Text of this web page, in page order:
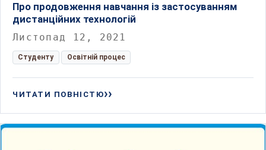
Про продовження навчання із застосуванням
дистанційних технологій
Листопад 12, 2021
Студенту Освітній процес
ЧИТАТИ ПОВНІСТЮ